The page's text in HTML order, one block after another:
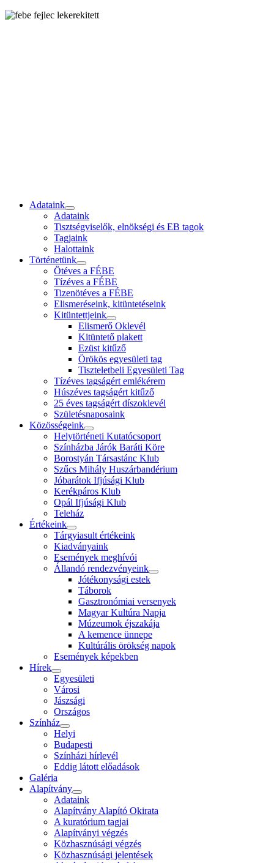
Adataink
Adataink
Tisztségviselők, elnökségi és EB tagok
Tagjaink
Halottaink
Történetünk
Ötéves a FÉBE
Tízéves a FÉBE
Tizenötéves a FÉBE
Elismeréseink, kitüntetéseink
Kitüntettjeink
Elismerő Oklevél
Kitüntető plakett
Ezüst kitűző
Örökös egyesületi tag
Tiszteletbeli Egyesületi Tag
Tízéves tagságért emlékérem
Húszéves tagságért kitűző
25 éves tagságért díszoklevél
Születésnaposaink
Közösségeink
Helytörténeti Kutatócsoport
Színházba Járók Baráti Köre
Borostyán Társastánc Klub
Szűcs Mihály Huszárbandérium
Jóbarátok Ifjúsági Klub
Kerékpáros Klub
Opál Ifjúsági Klub
Teleház
Értékeink
Tárgyiasult értékeink
Kiadványaink
Események meghívói
Állandó rendezvényeink
Jótékonysági estek
Táborok
Gasztronómiai versenyek
Magyar Kultúra Napja
Múzeumok éjszakája
A kemence ünnepe
Kultúrális örökség napok
Események képekben
Hírek
Egyesületi
Városi
Jászsági
Országos
Színház
Helyi
Budapesti
Színházi hírlevél
Eddig látott előadások
Galéria
Alapítvány
Adataink
Alapítvány Alapító Okirata
A kuratórium tagjai
Alapítványi végzés
Közhasznúsági végzés
Közhasznúsági jelentések